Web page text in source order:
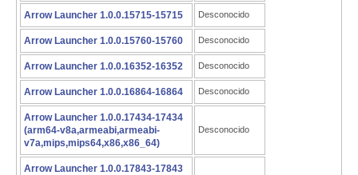
Arrow Launcher 1.0.0.15715-15715 Desconocido
Arrow Launcher 1.0.0.15760-15760 Desconocido
Arrow Launcher 1.0.0.16352-16352 Desconocido
Arrow Launcher 1.0.0.16864-16864 Desconocido
Arrow Launcher 1.0.0.17434-17434
(arm64-v8a,armeabi,armeabi-
v7a,mips,mips64,x86,x86_64)
Desconocido
Arrow Launcher 1.0.0.17843-17843